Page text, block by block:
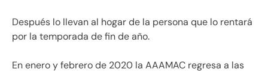
Después lo llevan al hogar de la persona que lo rentará
por la temporada de fin de año.
En enero y febrero de 2020 la AAAMAC regresa a las